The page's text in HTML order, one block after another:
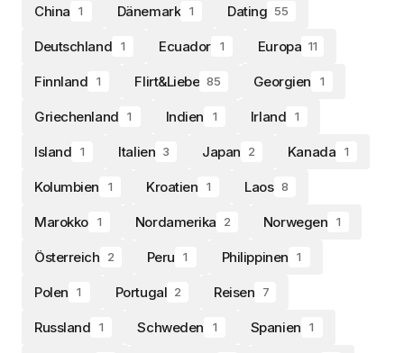
China 1 Dänemark 1 Dating 55
Deutschland 1 Ecuador 1 Europa 11
Finnland 1 Flirt&Liebe 85 Georgien 1
Griechenland 1 Indien 1 Irland 1
Island 1 Italien 3 Japan 2 Kanada 1
Kolumbien 1 Kroatien 1 Laos 8
Marokko 1 Nordamerika 2 Norwegen 1
Österreich 2 Peru 1 Philippinen 1
Polen 1 Portugal 2 Reisen 7
Russland 1 Schweden 1 Spanien 1